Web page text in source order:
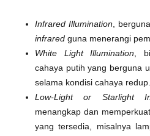
Infrared Illumination ,
infrared guna menerangi
White Light Illumination ,
cahaya putih yang berguna
selama kondisi cahaya redup.
Low-Light or Starlight
menangkap dan
yang tersedia, misalnya